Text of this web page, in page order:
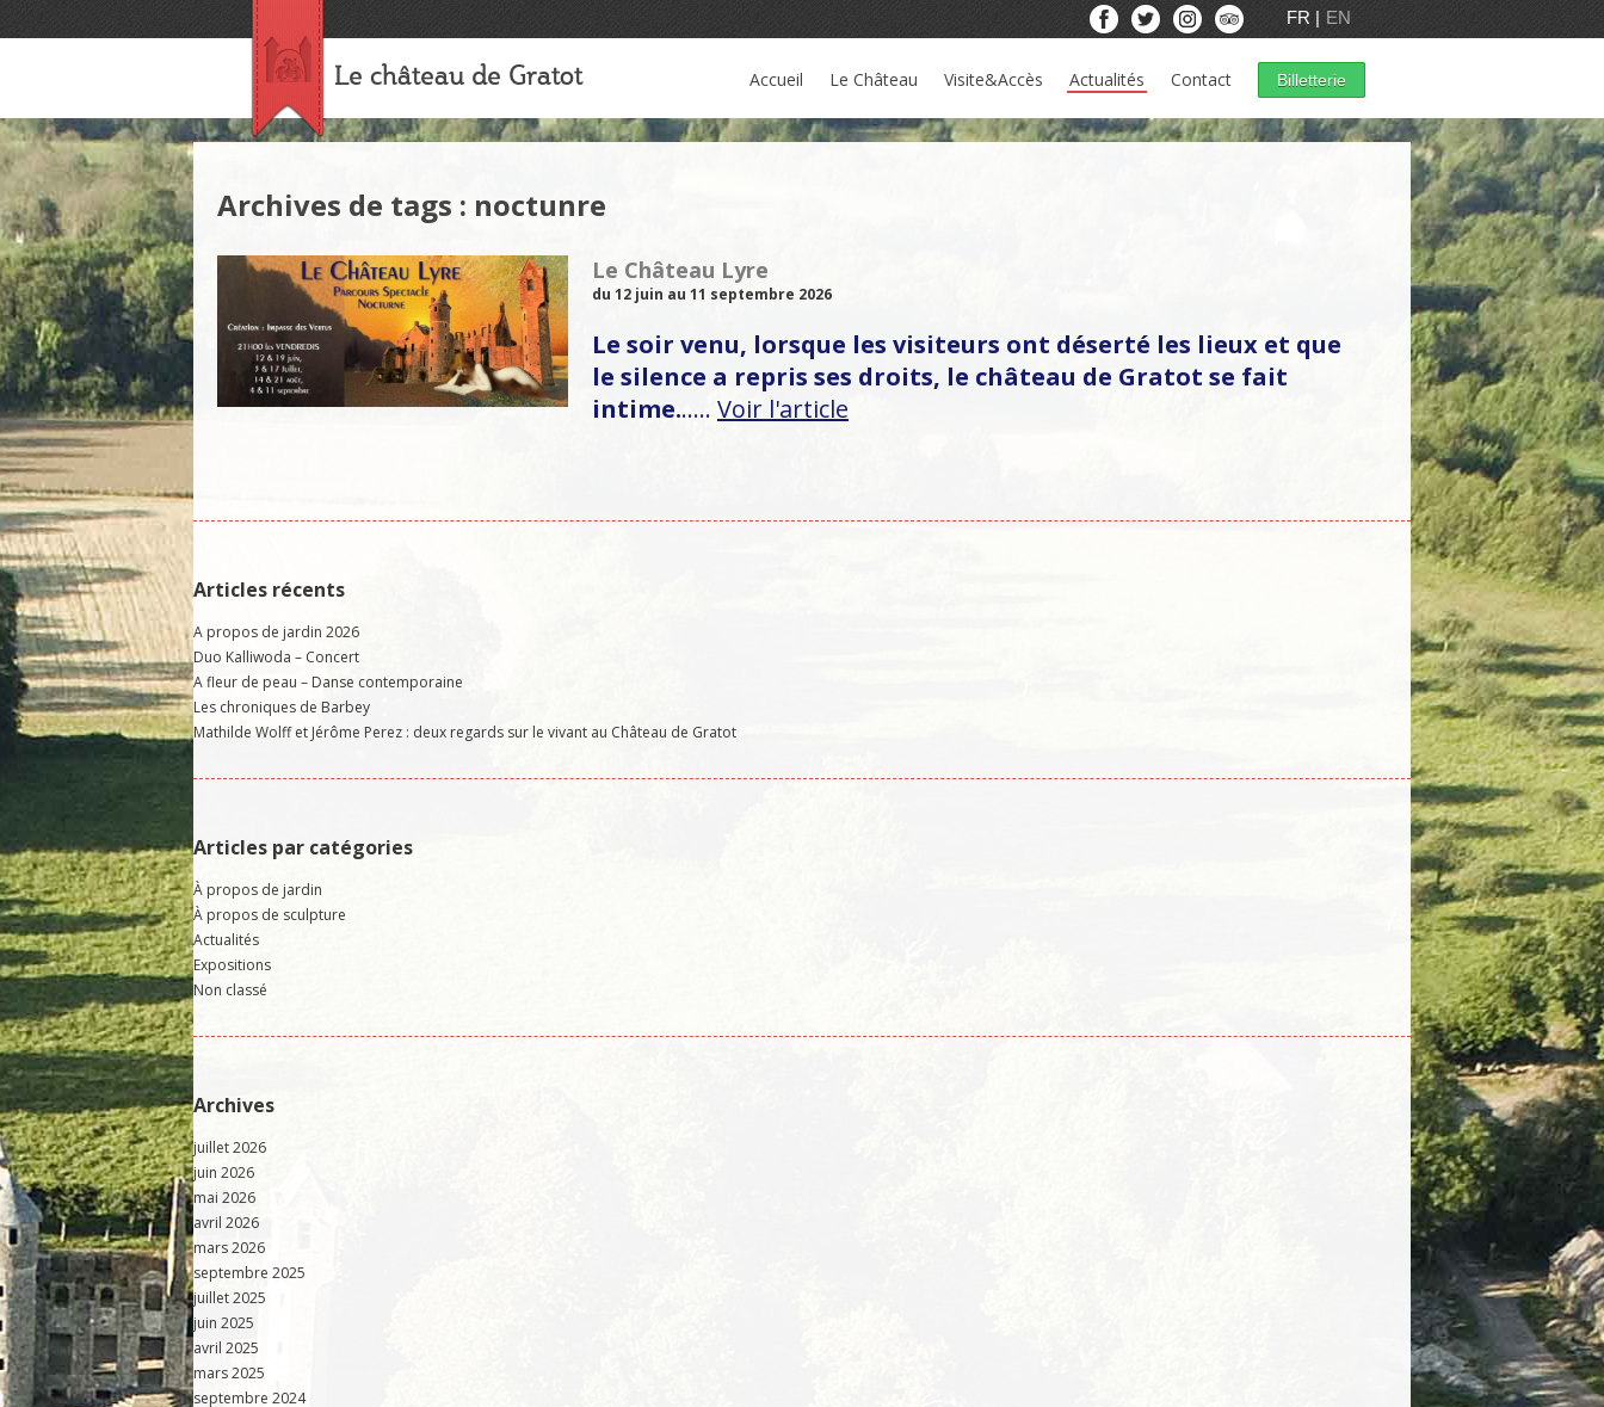
FR EN
Le château de Gratot Accueil Le Château Visite&Accès Actualités Contact Billetterie
Archives de tags : noctunre
Le Château Lyre
du 12 juin au 11 septembre 2026
Le soir venu, lorsque les visiteurs ont déserté les lieux et que
le silence a repris ses droits, le château de Gratot se fait
intime...… Voir l'article
Articles récents
A propos de jardin 2026
Duo Kalliwoda – Concert
A fleur de peau – Danse contemporaine
Les chroniques de Barbey
Mathilde Wolff et Jérôme Perez : deux regards sur le vivant au Château de Gratot
Articles par catégories
À propos de jardin
À propos de sculpture
Actualités
Expositions
Non classé
Archives
juillet 2026
juin 2026
mai 2026
avril 2026
mars 2026
septembre 2025
juillet 2025
juin 2025
avril 2025
mars 2025
septembre 2024